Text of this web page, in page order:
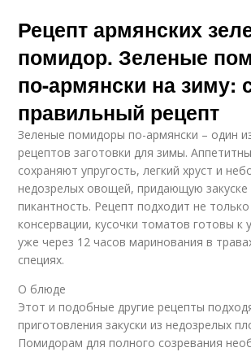
Рецепт армянских
помидор. Зеленые
по-армянски на зиму:
правильный рецепт
Зеленые помидоры по-армянски – один
рецептов заготовки для зимы.
сохраняют упругость, легкий хруст и
недозрелых овощей, придающую
пикантность. Рецепт подходит не
консервации, кусочки томатов готовы к
уже через 12 часов маринования в
специях.
О блюде
Этот и подобные другие рецепты
приготовления закуски из недозрелых
Помидорам для полного созревания